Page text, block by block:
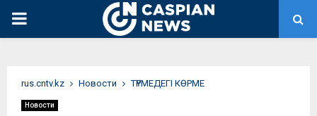
PRIMARY
rus.cntv.kz Новости ТҮРМЕДЕГІ КӨРМЕ
Новости